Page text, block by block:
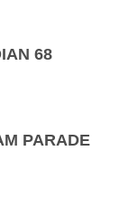
68
PARADE